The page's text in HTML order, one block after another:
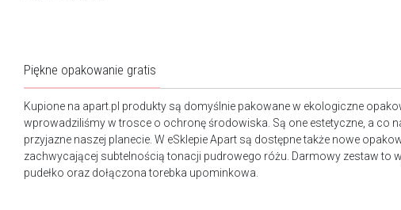
Piękne opakowanie gratis
Kupione na apart.pl produkty są domyślnie pakowane w ekologiczne
wprowadziliśmy w trosce o ochronę środowiska. Są one estetyczne, a co
przyjazne naszej planecie. W eSklepie Apart są dostępne także nowe
zachwycającej subtelnością tonacji pudrowego różu. Darmowy zestaw to
pudełko oraz dołączona torebka upominkowa.